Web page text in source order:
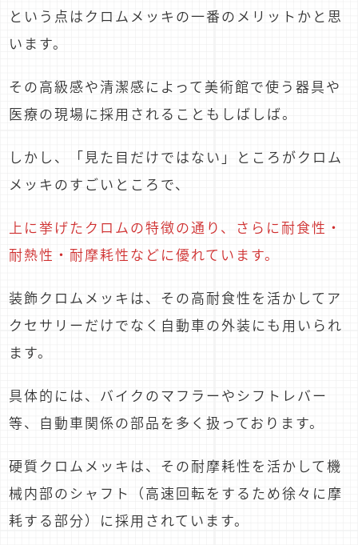
という点はクロムメッキの一番のメリットかと思
います。
その高級感や清潔感によって美術館で使う器具や
医療の現場に採用されることもしばしば。
しかし、「見た目だけではない」ところがクロム
メッキのすごいところで、
上に挙げたクロムの特徴の通り、さらに耐食性・
耐熱性・耐摩耗性などに優れています。
装飾クロムメッキは、その高耐食性を活かしてア
クセサリーだけでなく自動車の外装にも用いられ
ます。
具体的には、バイクのマフラーやシフトレバー
等、自動車関係の部品を多く扱っております。
硬質クロムメッキは、その耐摩耗性を活かして機
械内部のシャフト（高速回転をするため徐々に摩
耗する部分）に採用されています。